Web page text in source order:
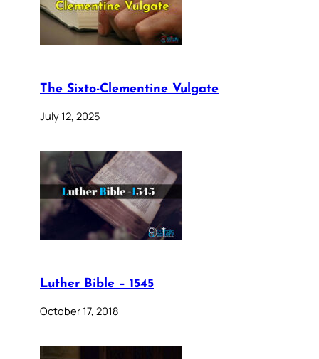
The Sixto-Clementine Vulgate
July 12, 2025
Luther Bible – 1545
October 17, 2018